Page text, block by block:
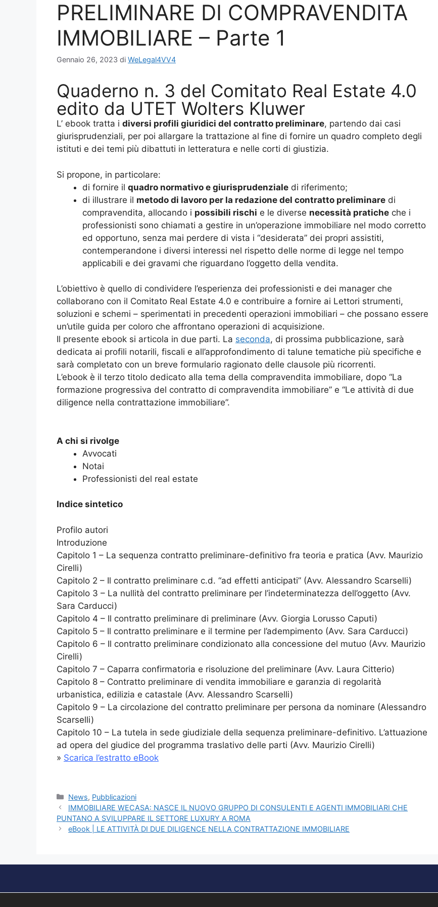
PRELIMINARE DI COMPRAVENDITA
IMMOBILIARE – Parte 1
Gennaio 26, 2023 di WeLegal4VV4
Quaderno n. 3 del Comitato Real Estate 4.0
edito da UTET Wolters Kluwer
L’ ebook tratta i diversi profili giuridici del contratto preliminare, partendo dai casi
giurisprudenziali, per poi allargare la trattazione al fine di fornire un quadro completo degli
istituti e dei temi più dibattuti in letteratura e nelle corti di giustizia.
Si propone, in particolare:
di fornire il quadro normativo e giurisprudenziale di riferimento;
di illustrare il metodo di lavoro per la redazione del contratto preliminare di
compravendita, allocando i possibili rischi e le diverse necessità pratiche che i
professionisti sono chiamati a gestire in un’operazione immobiliare nel modo corretto
ed opportuno, senza mai perdere di vista i “desiderata” dei propri assistiti,
contemperandone i diversi interessi nel rispetto delle norme di legge nel tempo
applicabili e dei gravami che riguardano l’oggetto della vendita.
L’obiettivo è quello di condividere l’esperienza dei professionisti e dei manager che
collaborano con il Comitato Real Estate 4.0 e contribuire a fornire ai Lettori strumenti,
soluzioni e schemi – sperimentati in precedenti operazioni immobiliari – che possano essere
un’utile guida per coloro che affrontano operazioni di acquisizione.
Il presente ebook si articola in due parti. La seconda, di prossima pubblicazione, sarà
dedicata ai profili notarili, fiscali e all’approfondimento di talune tematiche più specifiche e
sarà completato con un breve formulario ragionato delle clausole più ricorrenti.
L’ebook è il terzo titolo dedicato alla tema della compravendita immobiliare, dopo “La
formazione progressiva del contratto di compravendita immobiliare” e “Le attività di due
diligence nella contrattazione immobiliare”.
A chi si rivolge
Avvocati
Notai
Professionisti del real estate
Indice sintetico
Profilo autori
Introduzione
Capitolo 1 – La sequenza contratto preliminare-definitivo fra teoria e pratica (Avv. Maurizio
Cirelli)
Capitolo 2 – Il contratto preliminare c.d. “ad effetti anticipati” (Avv. Alessandro Scarselli)
Capitolo 3 – La nullità del contratto preliminare per l’indeterminatezza dell’oggetto (Avv.
Sara Carducci)
Capitolo 4 – Il contratto preliminare di preliminare (Avv. Giorgia Lorusso Caputi)
Capitolo 5 – Il contratto preliminare e il termine per l’adempimento (Avv. Sara Carducci)
Capitolo 6 – Il contratto preliminare condizionato alla concessione del mutuo (Avv. Maurizio
Cirelli)
Capitolo 7 – Caparra confirmatoria e risoluzione del preliminare (Avv. Laura Citterio)
Capitolo 8 – Contratto preliminare di vendita immobiliare e garanzia di regolarità
urbanistica, edilizia e catastale (Avv. Alessandro Scarselli)
Capitolo 9 – La circolazione del contratto preliminare per persona da nominare (Alessandro
Scarselli)
Capitolo 10 – La tutela in sede giudiziale della sequenza preliminare-definitivo. L’attuazione
ad opera del giudice del programma traslativo delle parti (Avv. Maurizio Cirelli)
» Scarica l’estratto eBook
News, Pubblicazioni
IMMOBILIARE WECASA: NASCE IL NUOVO GRUPPO DI CONSULENTI E AGENTI IMMOBILIARI CHE
PUNTANO A SVILUPPARE IL SETTORE LUXURY A ROMA
eBook | LE ATTIVITÀ DI DUE DILIGENCE NELLA CONTRATTAZIONE IMMOBILIARE